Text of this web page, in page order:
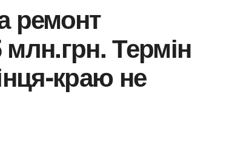
ремонт
Термін
краю не